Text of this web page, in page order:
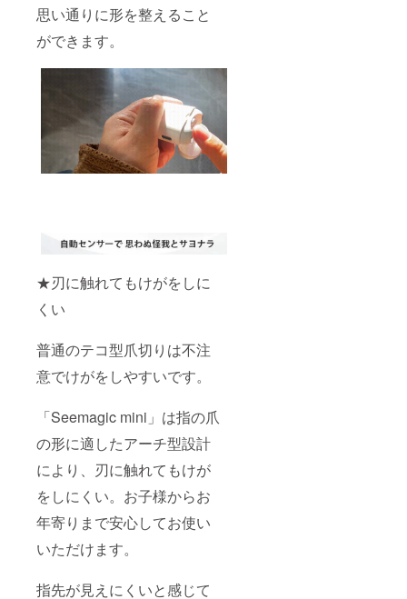
思い通りに形を整えること
ができます。
★刃に触れてもけがをしに
くい
普通のテコ型爪切りは不注
意でけがをしやすいです。
「Seemagic mini」は指の爪
の形に適したアーチ型設計
により、刃に触れてもけが
をしにくい。お子様からお
年寄りまで安心してお使い
いただけます。
指先が見えにくいと感じて